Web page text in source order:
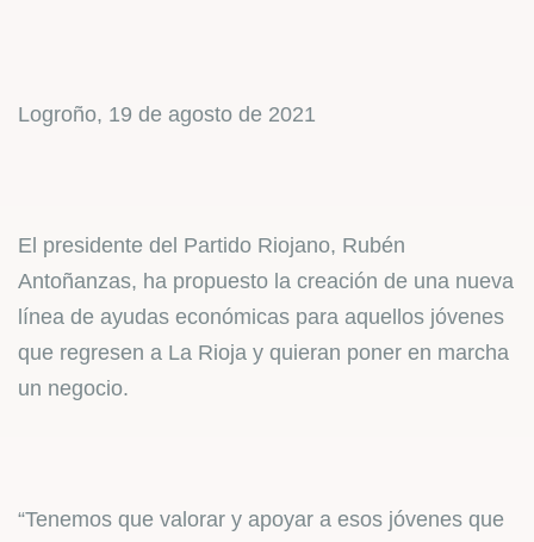
Logroño, 19 de agosto de 2021
El presidente del Partido Riojano, Rubén
Antoñanzas, ha propuesto la creación de una nueva
línea de ayudas económicas para aquellos jóvenes
que regresen a La Rioja y quieran poner en marcha
un negocio.
“Tenemos que valorar y apoyar a esos jóvenes que